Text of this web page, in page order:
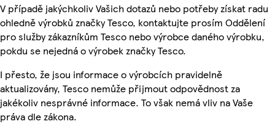
V případě jakýchkoliv Vašich dotazů nebo potřeby získat radu
ohledně výrobků značky Tesco, kontaktujte prosím Oddělení
pro služby zákazníkům Tesco nebo výrobce daného výrobku,
pokdu se nejedná o výrobek značky Tesco.
I přesto, že jsou informace o výrobcích pravidelně
aktualizovány, Tesco nemůže přijmout odpovědnost za
jakékoliv nesprávné informace. To však nemá vliv na Vaše
práva dle zákona.